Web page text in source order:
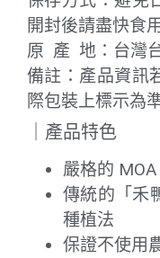
開封後請盡快食
原 產 地：台灣
備註：產品資訊
際包裝上標示為
｜產品特色
嚴格的
傳統的「禾
種植法
保證不使用